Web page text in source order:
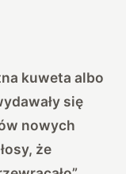
kuweta albo
się
nowych
że